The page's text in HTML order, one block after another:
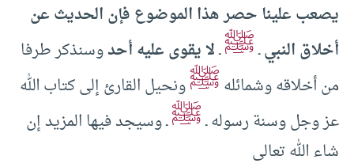
يصعب علينا حصر هذا الموضوع فإن الحديث عن
أخلاق النبيـﷺـلا يقوى عليه أحدوسنذكر طرفا
من أخلاقه وشمائلهﷺونحيل القارئ إلى كتاب الله
عز وجل وسنة رسوله ـﷺـ وسيجد فيها المزيد إن
شاء الله تعالى